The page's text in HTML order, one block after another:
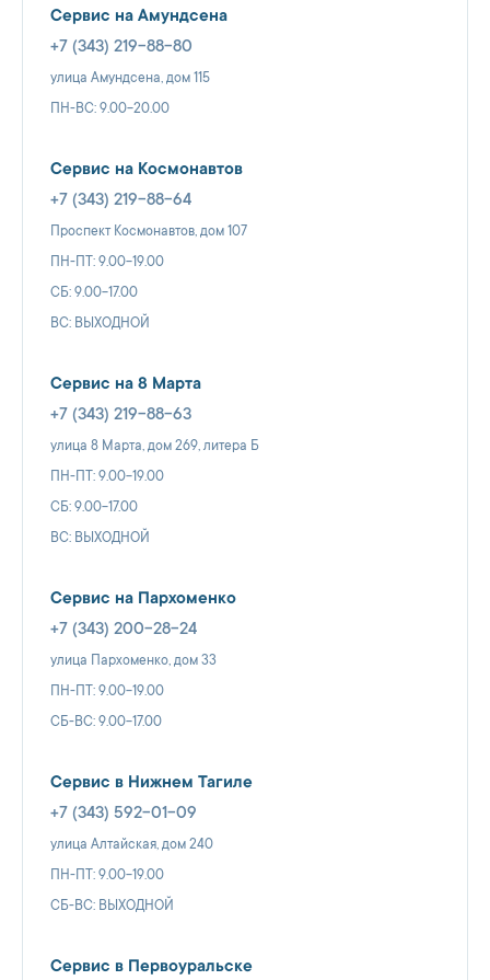
Сервис на Амундсена
+7 (343) 219-88-80
улица Амундсена, дом 115
ПН-ВС: 9.00-20.00
Сервис на Космонавтов
+7 (343) 219-88-64
Проспект Космонавтов, дом 107
ПН-ПТ: 9.00-19.00
СБ: 9.00-17.00
ВС: ВЫХОДНОЙ
Сервис на 8 Марта
+7 (343) 219-88-63
улица 8 Марта, дом 269, литера Б
ПН-ПТ: 9.00-19.00
СБ: 9.00-17.00
ВС: ВЫХОДНОЙ
Сервис на Пархоменко
+7 (343) 200-28-24
улица Пархоменко, дом 33
ПН-ПТ: 9.00-19.00
СБ-ВС: 9.00-17.00
Сервис в Нижнем Тагиле
+7 (343) 592-01-09
улица Алтайская, дом 240
ПН-ПТ: 9.00-19.00
СБ-ВС: ВЫХОДНОЙ
Сервис в Первоуральске